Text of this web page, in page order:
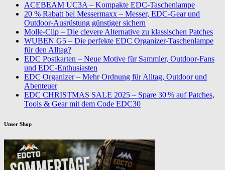
ACEBEAM UC3A – Kompakte EDC-Taschenlampe
20 % Rabatt bei Messermaxx – Messer, EDC-Gear und
Outdoor-Ausrüstung günstiger sichern
Molle-Clip – Die clevere Alternative zu klassischen Patches
WUBEN G5 – Die perfekte EDC Organizer-Taschenlampe
für den Alltag?
EDC Postkarten – Neue Motive für Sammler, Outdoor-Fans
und EDC-Enthusiasten
EDC Organizer – Mehr Ordnung für Alltag, Outdoor und
Abenteuer
EDC CHRISTMAS SALE 2025 – Spare 30 % auf Patches,
Tools & Gear mit dem Code EDC30
Unser Shop